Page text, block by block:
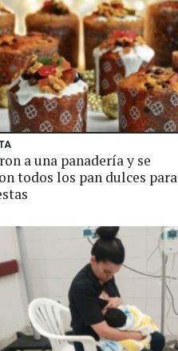
a una panadería y se
todos los pan dulces para